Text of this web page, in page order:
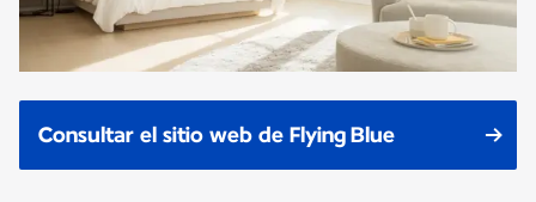
Consultar el sitio web de Flying Blue